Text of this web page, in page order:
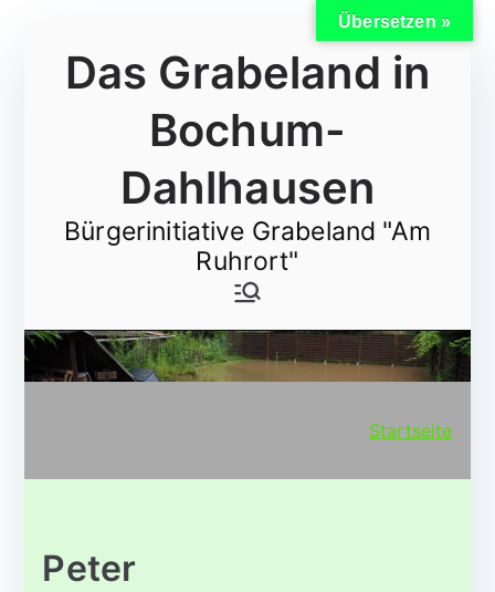
Das Grabeland in
Bochum-
Dahlhausen
Bürgerinitiative Grabeland "Am
Ruhrort"
Startseite
Peter
Übersetzen »